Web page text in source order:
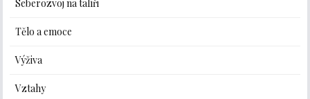
Seberozvoj na talíři
Tělo a emoce
Výživa
Vztahy